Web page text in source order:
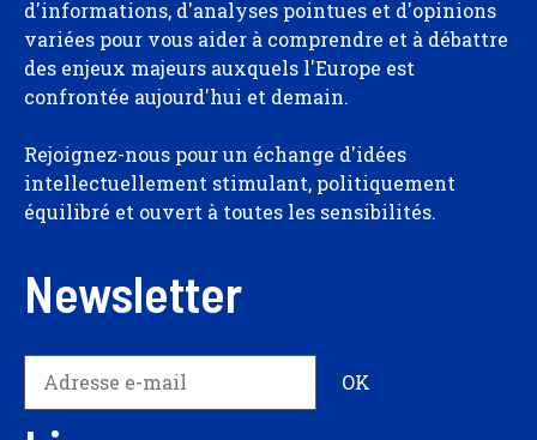
d'informations, d'analyses pointues et d'opinions
variées pour vous aider à comprendre et à débattre
des enjeux majeurs auxquels l'Europe est
confrontée aujourd'hui et demain.
Rejoignez-nous pour un échange d'idées
intellectuellement stimulant, politiquement
équilibré et ouvert à toutes les sensibilités.
Newsletter